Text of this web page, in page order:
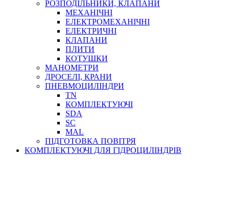
РОЗПОДІЛЬНИКИ, КЛАПАНИ
МЕХАНІЧНІ
ЕЛЕКТРОМЕХАНІЧНІ
ЕЛЕКТРИЧНІ
КЛАПАНИ
ПЛИТИ
КОТУШКИ
МАНОМЕТРИ
ДРОСЕЛІ, КРАНИ
ПНЕВМОЦИЛІНДРИ
TN
КОМПЛЕКТУЮЧІ
SDA
SC
MAL
ПІДГОТОВКА ПОВІТРЯ
КОМПЛЕКТУЮЧІ ДЛЯ ГІДРОЦИЛІНДРІВ